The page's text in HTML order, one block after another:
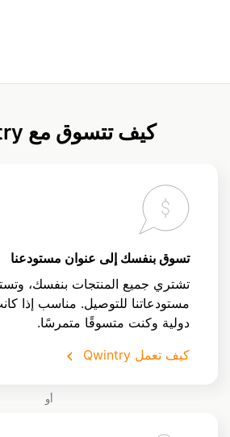
كيف تتسوق مع Qwintry
تسوق بنفسك إلى عنوان مستودعنا
تشتري جميع المنتجات بنفسك،
مستودعاتنا للتوصيل. مناسب إذا
دولية وكنت متسوقًا متمرسًا.
كيف تعمل Qwintry
أو